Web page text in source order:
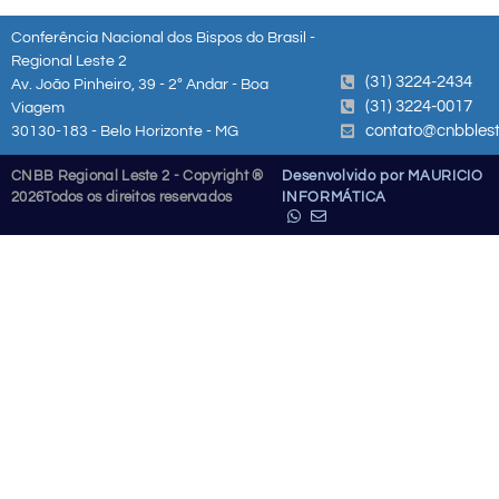
Conferência Nacional dos Bispos do Brasil -
Regional Leste 2
Av. João Pinheiro, 39 - 2º Andar - Boa
Viagem
30130-183 - Belo Horizonte - MG
(31) 3224-2434
(31) 3224-0017
CNBB Regional Leste 2 - Copyright ®
2026Todos os direitos reservados
Desenvolvido por MAURICIO
INFORMÁTICA